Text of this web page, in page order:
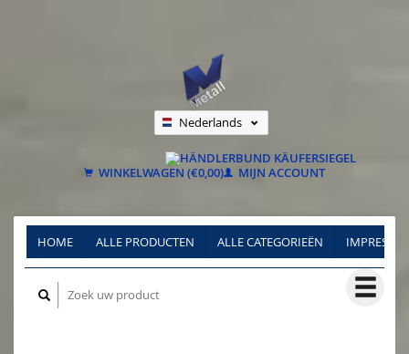
Nederlands
Français
WINKELWAGEN (€0,00) MIJN ACCOUNT
HOME ALLE PRODUCTEN ALLE CATEGORIEËN